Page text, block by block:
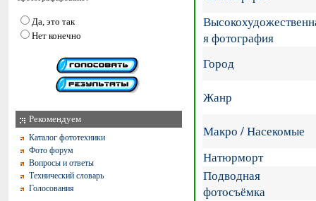
Да, это так
Нет конечно
Рекомендуем
Каталог фототехники
Фото форум
Вопросы и ответы
Технический словарь
Голосования
я фотография
Город
Жанр
Макро / Насекомые
Натюрморт
Подводная
фотосъёмка